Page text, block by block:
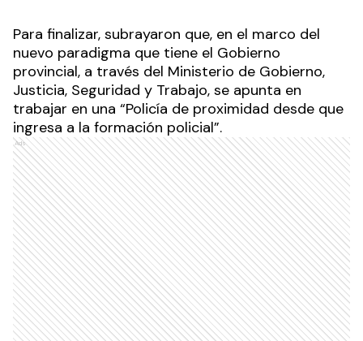
Para finalizar, subrayaron que, en el marco del
nuevo paradigma que tiene el Gobierno
provincial, a través del Ministerio de Gobierno,
Justicia, Seguridad y Trabajo, se apunta en
trabajar en una “Policía de proximidad desde que
ingresa a la formación policial”.
Ads